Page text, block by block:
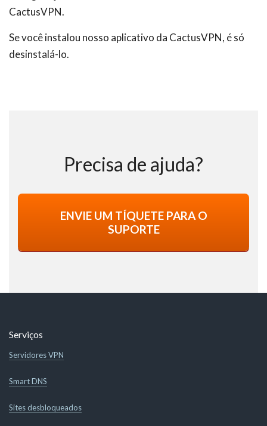
CactusVPN.
Se você instalou nosso aplicativo da CactusVPN, é só
desinstalá-lo.
Precisa de ajuda?
ENVIE UM TÍQUETE PARA O
SUPORTE
Serviços
Servidores VPN
Smart DNS
Sites desbloqueados